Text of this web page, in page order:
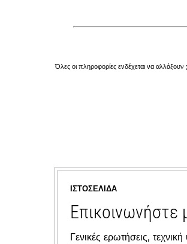
Όλες οι πληροφορίες ενδέχεται να
ΙΣΤΟΣΕΛΊΔΑ
Επικοινωνήστε
Γενικές ερωτήσεις,